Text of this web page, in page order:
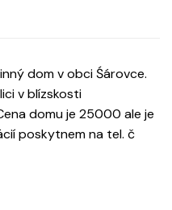
dom v obci Śárovce.
v blízskosti
domu je 25000 ale je
poskytnem na tel. č